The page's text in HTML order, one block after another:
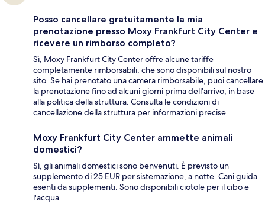
Posso cancellare gratuitamente la mia
prenotazione presso Moxy Frankfurt City Center e
ricevere un rimborso completo?
Sì, Moxy Frankfurt City Center offre alcune tariffe
completamente rimborsabili, che sono disponibili sul nostro
sito. Se hai prenotato una camera rimborsabile, puoi cancellare
la prenotazione fino ad alcuni giorni prima dell'arrivo, in base
alla politica della struttura. Consulta le condizioni di
cancellazione della struttura per informazioni precise.
Moxy Frankfurt City Center ammette animali
domestici?
Sì, gli animali domestici sono benvenuti. È previsto un
supplemento di 25 EUR per sistemazione, a notte. Cani guida
esenti da supplementi. Sono disponibili ciotole per il cibo e
l'acqua.